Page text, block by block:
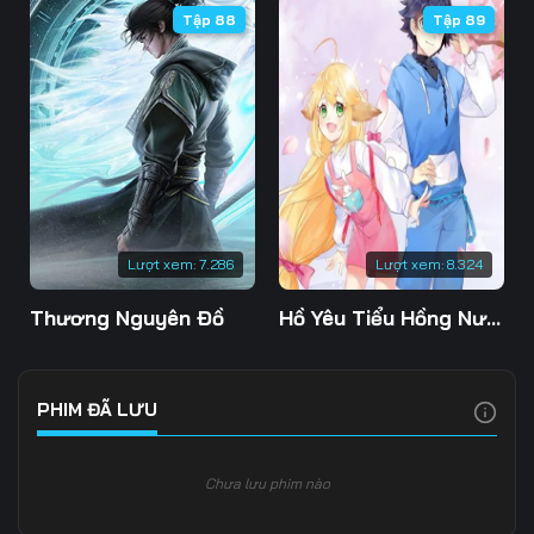
Tập 106 Tập 107 Tập 108
Tập 109 Tập 110 Tập 111
Tập 112 Tập 113 Tập 114
Tập 115 Tập 116 Tập 117
Tập 118 Tập 119 Tập 120
Tập 121 Tập 122 Tập 123
Tập 134
Lượt xem: 7.286
Tập 88
Thương Nguyên Đồ
Lượt xem: 8.324
Tập 89
Hồ Yêu Tiểu Hồng Nương
PHIM ĐÃ LƯU
Chưa lưu phim nào